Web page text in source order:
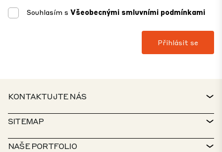
Souhlasím s Všeobecnými smluvními podmínkami
KONTAKTUJTE NÁS
KONTAKT
TECHNICKÁ PODPORA
SITEMAP
VYHLEDÁVAČ NEMOVITOSTÍ
NAŠE PORTFOLIO